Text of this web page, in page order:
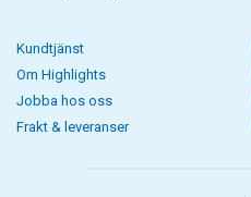
Kundtjänst
Om Highlights
Jobba hos oss
Frakt & leveranser